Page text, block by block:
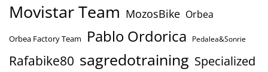
Movistar Team MozosBike Orbea
Orbea Factory Team Pablo Ordorica Pedalea&Sonrie
Rafabike80 sagredotraining Specialized